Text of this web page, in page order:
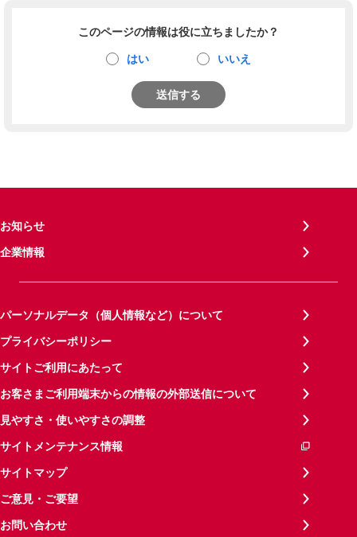
このページの情報は役に立ちましたか？
はい いいえ
送信する
お知らせ
企業情報
パーソナルデータ（個人情報など）について
プライバシーポリシー
サイトご利用にあたって
お客さまご利用端末からの情報の外部送信について
見やすさ・使いやすさの調整
サイトメンテナンス情報
サイトマップ
ご意見・ご要望
お問い合わせ